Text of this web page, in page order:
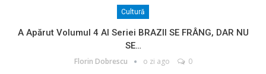
Cultură
A Apărut Volumul 4 Al Seriei BRAZII SE FRÂNG, DAR NU
SE…
Florin Dobrescu o zi ago 0